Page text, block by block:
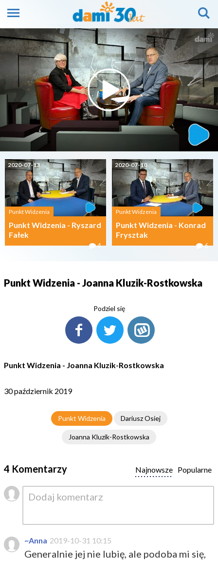
2020-07-13
Punkt Widzenia
Punkt Widzenia - Ryszard
Fałek
4
2020-07-10
Punkt Widzenia
Punkt Widzenia - Konrad
Frysztak
6
Punkt Widzenia - Joanna Kluzik-Rostkowska
Podziel się
Punkt Widzenia - Joanna Kluzik-Rostkowska
30 październik 2019
Punkt Widzenia Dariusz Osiej
Joanna Kluzik-Rostkowska
4 Komentarzy Popularne
Najnowsze
~Anna 2019-10-31 10:15
Generalnie jej nie lubię, ale podoba mi się,